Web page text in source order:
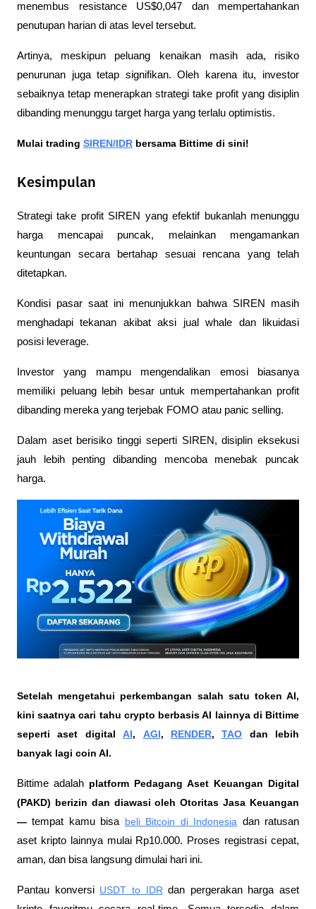
menembus resistance US$0,047 dan mempertahankan
penutupan harian di atas level tersebut.
Artinya, meskipun peluang kenaikan masih ada, risiko
penurunan juga tetap signifikan. Oleh karena itu, investor
sebaiknya tetap menerapkan strategi take profit yang disiplin
dibanding menunggu target harga yang terlalu optimistis.
Mulai trading SIREN/IDR bersama Bittime di sini!
Kesimpulan
Strategi take profit SIREN yang efektif bukanlah menunggu
harga mencapai puncak, melainkan mengamankan
keuntungan secara bertahap sesuai rencana yang telah
ditetapkan.
Kondisi pasar saat ini menunjukkan bahwa SIREN masih
menghadapi tekanan akibat aksi jual whale dan likuidasi
posisi leverage.
Investor yang mampu mengendalikan emosi biasanya
memiliki peluang lebih besar untuk mempertahankan profit
dibanding mereka yang terjebak FOMO atau panic selling.
Dalam aset berisiko tinggi seperti SIREN, disiplin eksekusi
jauh lebih penting dibanding mencoba menebak puncak
harga.
Setelah mengetahui perkembangan salah satu token AI,
kini saatnya cari tahu crypto berbasis AI lainnya di Bittime
seperti aset digital AI, AGI, RENDER, TAO dan lebih
banyak lagi coin AI.
Bittime adalah platform Pedagang Aset Keuangan Digital
(PAKD) berizin dan diawasi oleh Otoritas Jasa Keuangan
— tempat kamu bisa beli Bitcoin di Indonesia dan ratusan
aset kripto lainnya mulai Rp10.000. Proses registrasi cepat,
aman, dan bisa langsung dimulai hari ini.
Pantau konversi USDT to IDR dan pergerakan harga aset